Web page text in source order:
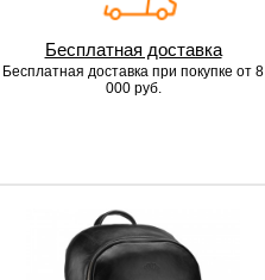
Бесплатная доставка
Бесплатная доставка при покупке от 8
000 руб.